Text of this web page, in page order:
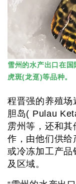
雪州的水产出口在
虎斑(龙趸)等品种。
程晋强的养殖
胆岛( Pulau
雳州等，还和
作，由他们供
或冷冻加工产品
及区域。